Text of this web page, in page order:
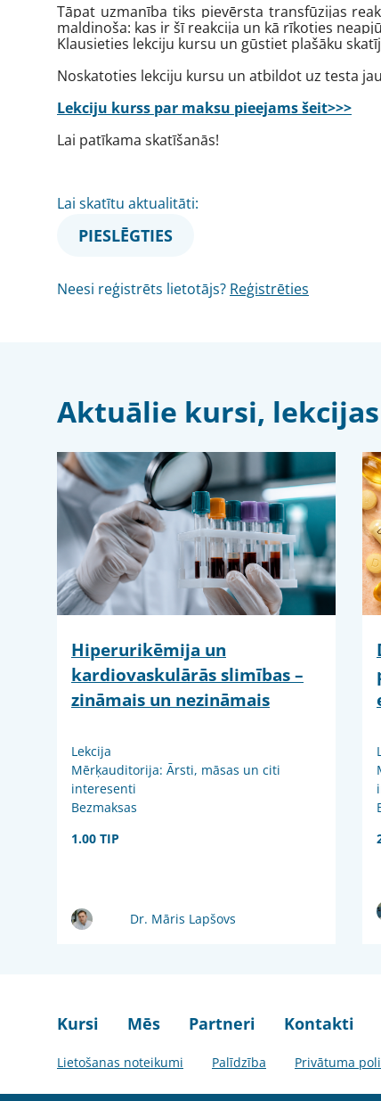
Tāpat uzmanība tiks pievērsta transfūzijas
maldinoša: kas ir šī reakcija un kā rīkoties
Klausieties lekciju kursu un gūstiet plašāku
Noskatoties lekciju kursu un atbildot uz testa
Lekciju kurss par maksu pieejams šeit>>>
Lai patīkama skatīšanās!
Lai skatītu aktualitāti:
PIESLĒGTIES
Neesi reģistrēts lietotājs? Reģistrēties
Aktuālie kursi,
Hiperurikēmija un
kardiovaskulārās slimības –
zināmais un nezināmais
Lekcija
Mērķauditorija: Ārsti, māsas un citi
interesenti
Bezmaksas
1.00 TIP
Dr. Māris Lapšovs
Kursi Mēs Partneri Kontakti
Lietošanas noteikumi Palīdzība Privātuma